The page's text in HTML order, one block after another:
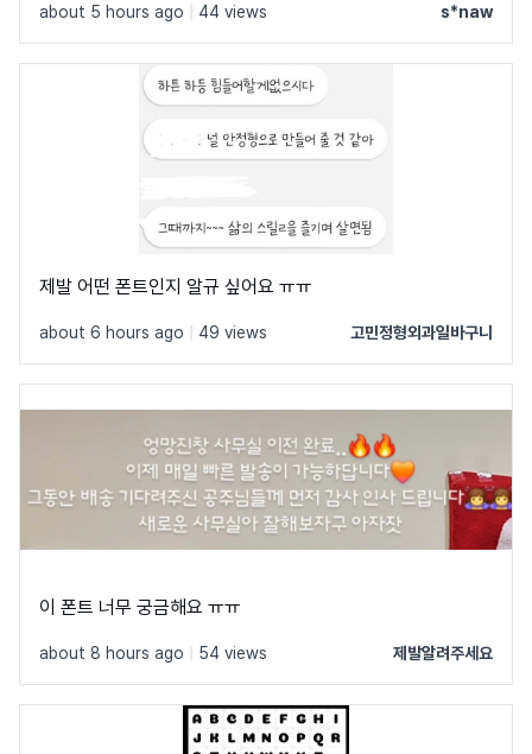
about 5 hours ago 44 views s*naw
제발 어떤 폰트인지 알규 싶어요 ㅠㅠ
about 6 hours ago 49 views 고민정형외과일바구니
이 폰트 너무 궁금해요 ㅠㅠ
about 8 hours ago 54 views 제발알려주세요